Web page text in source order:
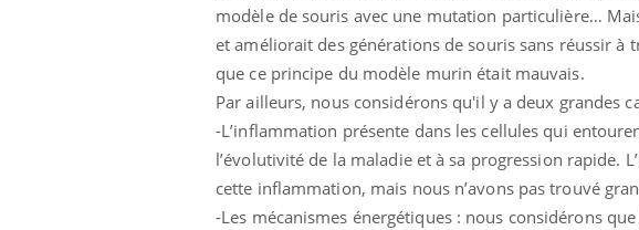
modèle de souris avec une mutation particulière…
et améliorait des générations de souris sans réussir
que ce principe du modèle murin était mauvais.
Par ailleurs, nous considérons qu'il y a deux grandes
-L’inflammation présente dans les cellules qui
l’évolutivité de la maladie et à sa progression rapide.
cette inflammation, mais nous n’avons pas trouvé
-Les mécanismes énergétiques : nous considérons